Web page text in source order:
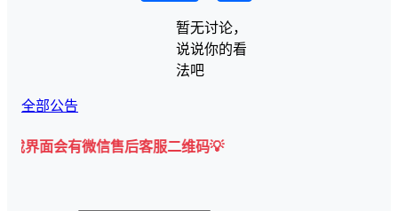
暂无讨论，
说说你的看
法吧
全部公告
有微信售后客服二维码💡